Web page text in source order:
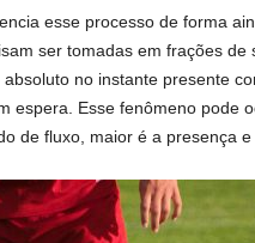
esse processo de forma
ser tomadas em frações
no instante presente
espera. Esse fenômeno pode
de fluxo, maior é a presença